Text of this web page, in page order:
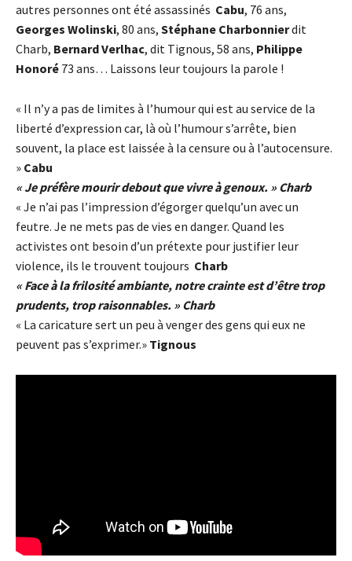
autres personnes ont été assassinés Cabu, 76 ans,
Georges Wolinski, 80 ans, Stéphane Charbonnierdit
Charb, Bernard Verlhac, dit Tignous, 58 ans, Philippe
Honoré 73 ans… Laissons leur toujours la parole !
« Il n’y a pas de limites à l’humour qui est au service de la
liberté d’expression car, là où l’humour s’arrête, bien
souvent, la place est laissée à la censure ou à l’autocensure.
» Cabu
« Je préfère mourir debout que vivre à genoux. » Charb
« Je n’ai pas l’impression d’égorger quelqu’un avec un
feutre. Je ne mets pas de vies en danger. Quand les
activistes ont besoin d’un prétexte pour justifier leur
violence, ils le trouvent toujours Charb
« Face à la frilosité ambiante, notre crainte est d’être trop
prudents, trop raisonnables. » Charb
« La caricature sert un peu à venger des gens qui eux ne
peuvent pas s’exprimer.» Tignous